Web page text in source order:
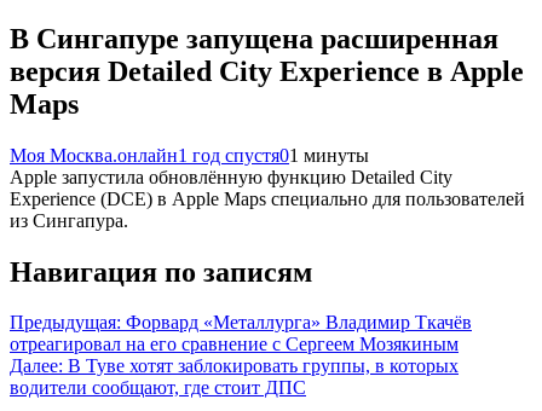
В Сингапуре запущена расширенная
версия Detailed City Experience в Apple
Maps
Моя Москва.онлайн1 год спустя01 минуты
Apple запустила обновлённую функцию Detailed City
Experience (DCE) в Apple Maps специально для пользователей
из Сингапура.
Навигация по записям
Предыдущая: Форвард «Металлурга» Владимир Ткачёв
отреагировал на его сравнение с Сергеем Мозякиным
Далее: В Туве хотят заблокировать группы, в которых
водители сообщают, где стоит ДПС